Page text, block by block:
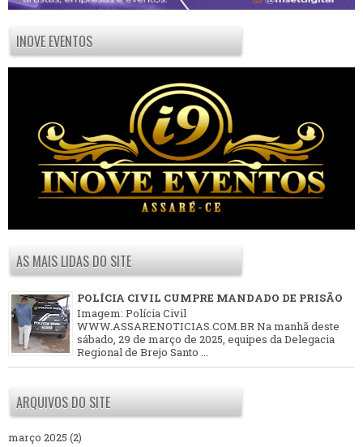
INOVE EVENTOS
AS MAIS LIDAS DO SITE
POLÍCIA CIVIL CUMPRE MANDADO DE PRISÃO
Imagem: Polícia Civil
WWW.ASSARENOTICIAS.COM.BR Na manhã deste
sábado, 29 de março de 2025, equipes da Delegacia
Regional de Brejo Santo ...
ARQUIVOS DO SITE
março 2025 (2)